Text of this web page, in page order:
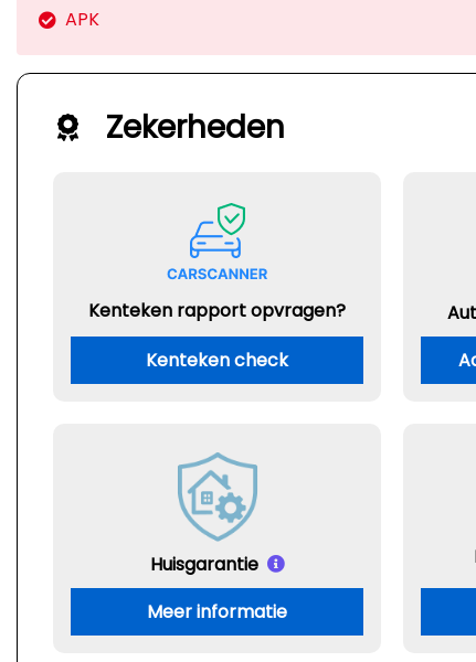
APK
Zekerheden
Kenteken rapport opvragen?
Kenteken check
Huisgarantie
Meer informatie